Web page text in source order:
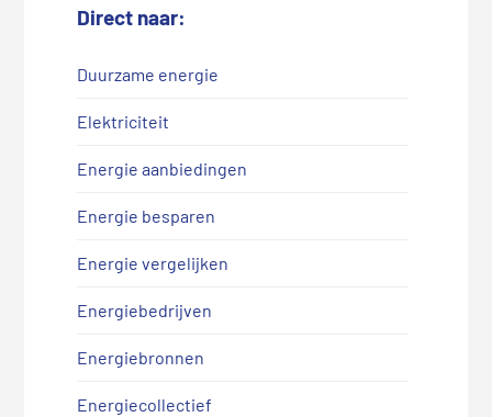
Direct naar:
Duurzame energie
Elektriciteit
Energie aanbiedingen
Energie besparen
Energie vergelijken
Energiebedrijven
Energiebronnen
Energiecollectief